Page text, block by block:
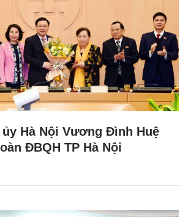
Hà Nội Vương Đình Huệ
ĐBQH TP Hà Nội